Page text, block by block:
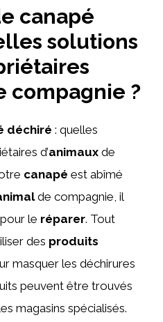
canapé
solutions
compagnie ?
déchiré : quelles
d’animaux de
canapé est abîmé
de compagnie, il
le réparer. Tout
des produits
masquer les déchirures
peuvent être trouvés
magasins spécialisés.